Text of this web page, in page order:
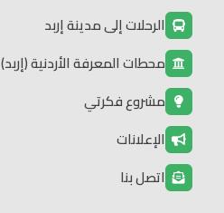
الرحلات إلى مدينة إربد
محطات المعرفة الأردنية (إربد)
مشروع فكرتي
الإعلانات
اتصل بنا